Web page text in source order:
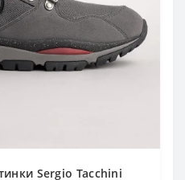
Sergio Tacchini